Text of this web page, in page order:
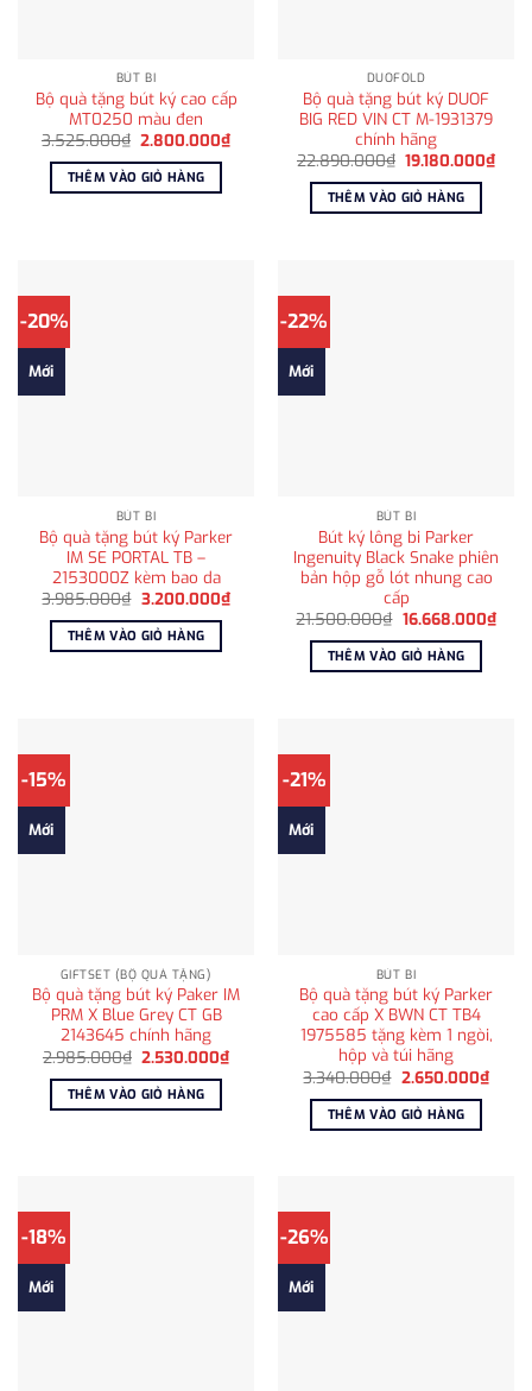
BÚT BI
Bộ quà tặng bút ký cao cấp
MT0250 màu đen
3.525.000₫ Giá
là:
3.525.000₫.
2.800.000₫Giá
hiện
THÊM VÀO GIỎ HÀNG
DUOFOLD
Bộ quà tặng bút ký DUOF
BIG RED VIN CT M-1931379
chính hãng
22.890.000₫ Giá
là:
22.890.000₫.
19.180.000₫Giá
hiện
THÊM VÀO GIỎ HÀNG
-20%
Mới
BÚT BI
Bộ quà tặng bút ký Parker
IM SE PORTAL TB –
2153000Z kèm bao da
3.985.000₫ Giá
là:
3.985.000₫.
3.200.000₫Giá
hiện
THÊM VÀO GIỎ HÀNG
-22%
Mới
BÚT BI
Bút ký lông bi Parker
Ingenuity Black Snake phiên
bản hộp gỗ lót nhung cao
cấp
21.500.000₫ Giá
là:
21.500.000₫.
16.668.000₫Giá
hiện
THÊM VÀO GIỎ HÀNG
-15%
Mới
GIFTSET (BỘ QUÀ TẶNG)
Bộ quà tặng bút ký Paker IM
PRM X Blue Grey CT GB
2143645 chính hãng
2.985.000₫ Giá
là:
2.985.000₫.
2.530.000₫Giá
hiện
THÊM VÀO GIỎ HÀNG
-21%
Mới
BÚT BI
Bộ quà tặng bút ký Parker
cao cấp X BWN CT TB4
1975585 tặng kèm 1 ngòi,
hộp và túi hãng
3.340.000₫ Giá
là:
3.340.000₫.
2.650.000₫Giá
hiện
THÊM VÀO GIỎ HÀNG
-18%
Mới
-26%
Mới